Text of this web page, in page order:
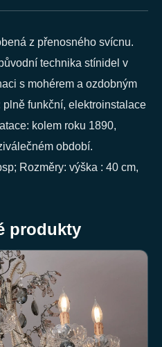
z přenosného svícnu.
technika stínidel v
s mohérem a ozdobným
funkční, elektroinstalace
kolem roku 1890,
období.
Rozměry: výška : 40 cm,
produkty